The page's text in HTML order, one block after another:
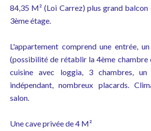
84,35 M² (Loi Carrez) plus grand balcon
3ème étage.
L'appartement comprend une entrée,
(possibilité de rétablir la 4ème chambre
cuisine avec loggia, 3 chambres,
indépendant, nombreux placards.
salon.
Une cave privée de 4 M²